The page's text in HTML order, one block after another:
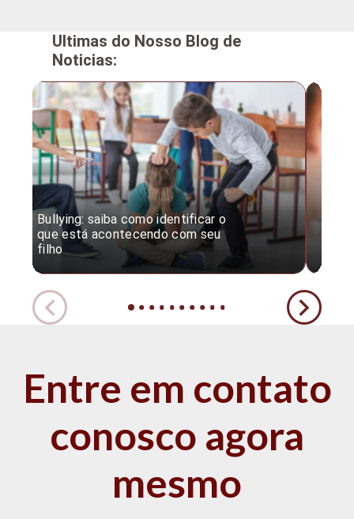
Ultimas do Nosso Blog de
Noticias:
Bullying: saiba como identificar o
que está acontecendo com seu
filho
Entre em contato
conosco agora
mesmo